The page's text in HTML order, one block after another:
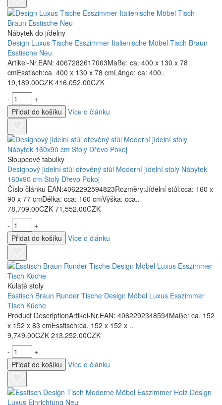
Nábytek do jídelny
Design Luxus Tische Esszimmer Italienische Möbel Tisch Braun
Esstische Neu
Artikel-Nr.EAN: 4067282617063Maße: ca. 400 x 130 x 78
cmEsstisch:ca. 400 x 130 x 78 cmLänge: ca: 400..
19,189.00CZK 416,052.00CZK
-
+
Přidat do košíku
Více o článku
Sloupcové tabulky
Designový jídelní stůl dřevěný stůl Moderní jídelní stoly Nábytek
160x90 cm Stoly Dřevo Pokoj
Číslo článku EAN:4062292594823Rozměry:Jídelní stůl:cca: 160 x
90 x 77 cmDélka: cca: 160 cmVýška: cca..
78,709.00CZK 71,552.00CZK
-
+
Přidat do košíku
Více o článku
Kulaté stoly
Esstisch Braun Runder Tische Design Möbel Luxus Esszimmer
Tisch Küche
Product DescriptionArtikel-Nr.EAN: 4062292348594Maße: ca. 152
x 152 x 83 cmEsstisch:ca. 152 x 152 x ..
9,749.00CZK 213,252.00CZK
-
+
Přidat do košíku
Více o článku